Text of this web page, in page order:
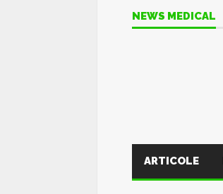
NEWS MEDICAL
ARTICOLE